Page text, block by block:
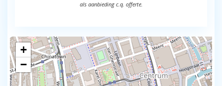
als aanbieding c.q. offerte.
+
−